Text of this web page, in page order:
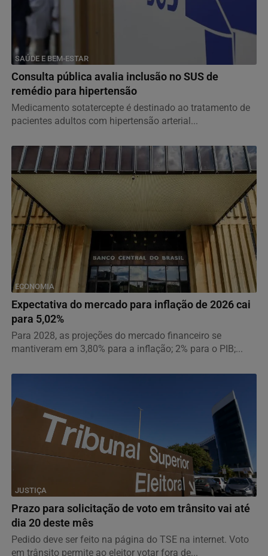
SAÚDE E BEM-ESTAR
Consulta pública avalia inclusão no SUS de
remédio para hipertensão
Medicamento sotatercepte é destinado ao tratamento de
pacientes adultos com hipertensão arterial...
ECONOMIA
Expectativa do mercado para inflação de 2026 cai
para 5,02%
Para 2028, as projeções do mercado financeiro se
mantiveram em 3,80% para a inflação; 2% para o PIB;...
JUSTIÇA
Prazo para solicitação de voto em trânsito vai até
dia 20 deste mês
Pedido deve ser feito na página do TSE na internet. Voto
em trânsito permite ao eleitor votar fora de...